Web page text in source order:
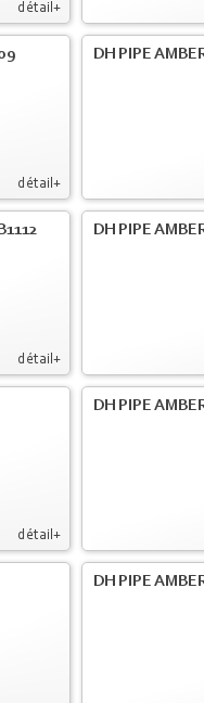
détail+
détail+
DH PIPE
détail+
DH PIPE
détail+
DH PIPE
DH PIPE